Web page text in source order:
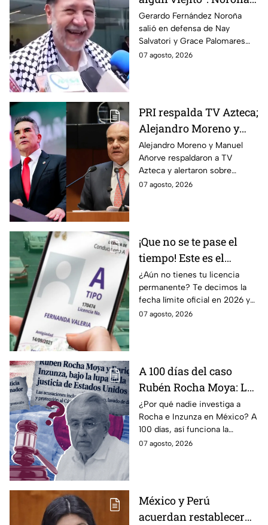
reacciona a polémico
video de Nay Salvatori
y Grace Palomares
Gerardo Fernández Noroña
salió en defensa de Nay
Salvatori y Grace Palomares
tras sus comentarios
07 agosto, 2026
PRI respalda TV Azteca;
Alejandro Moreno y
Manuel Añorve
denuncian riesgos para
la libertad de expresión
Alejandro Moreno y Manuel
Añorve respaldaron a TV
Azteca y alertaron sobre
riesgos para la libertad de
07 agosto, 2026
¡Que no se te pase el
tiempo! Este es el
último día para
tramitar la licencia
permanente en CDMX y
Edomex
¿Aún no tienes tu licencia
permanente? Te decimos la
fecha límite oficial en 2026 y
los requisitos para tramitarla
07 agosto, 2026
A 100 días del caso
Rubén Rocha Moya: La
estrategia de Morena
para blindar al
gobernador de Sinaloa
¿Por qué nadie investiga a
Rocha e Inzunza en México? A
100 días, así funciona la
estrategia de Morena para
07 agosto, 2026
México y Perú
acuerdan restablecer